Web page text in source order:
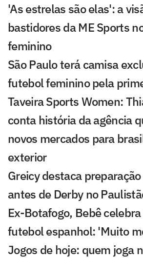
'As estrelas são elas': a
bastidores da ME Sports
feminino
São Paulo terá camisa
futebol feminino pela
Taveira Sports Women:
conta história da agência
novos mercados para
exterior
Greicy destaca
antes de Derby no
Ex-Botafogo, Bebê
futebol espanhol: 'Muito
Jogos de hoje: quem joga